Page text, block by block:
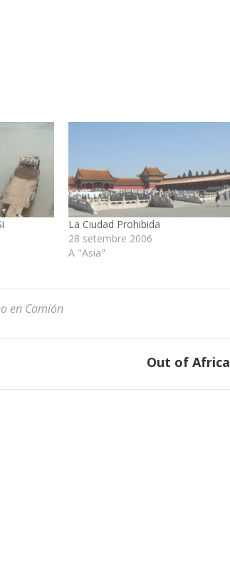
La Ciudad Prohibida
28 setembre 2006
A "Asia"
en Camión
Out of Africa